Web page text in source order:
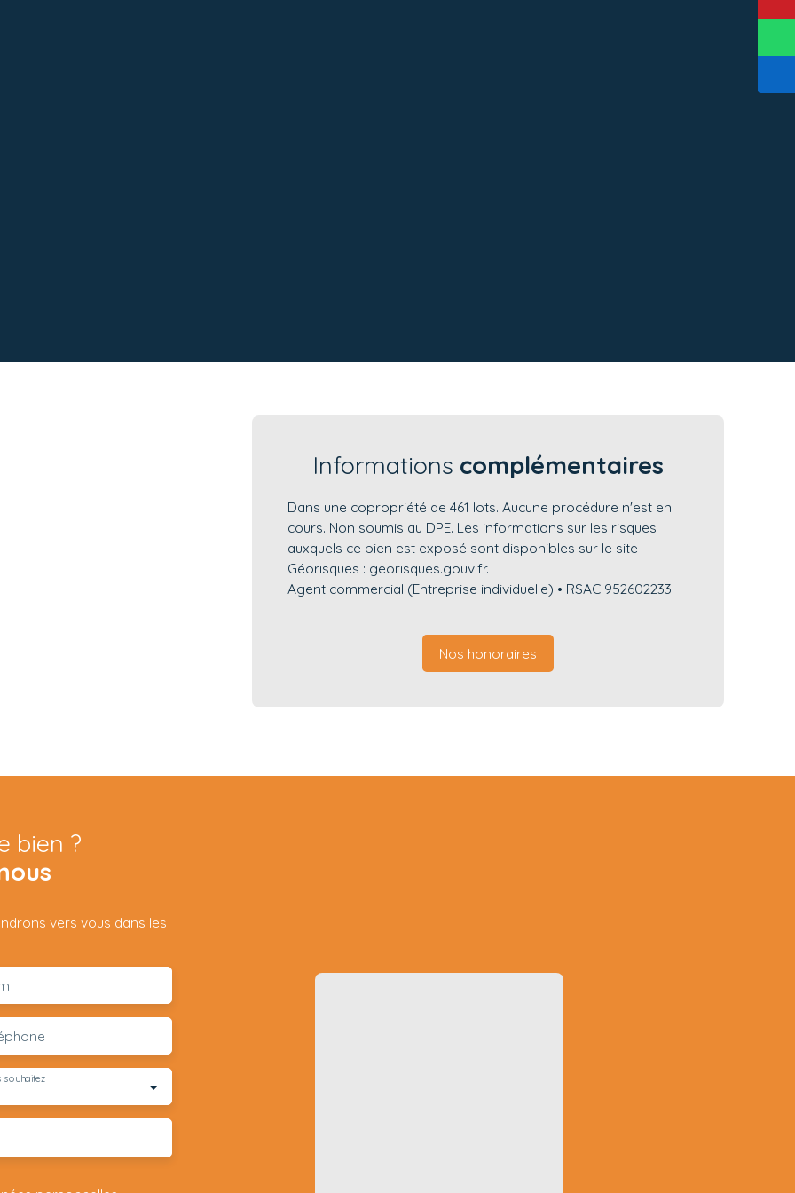
Informations complémentaires
Dans une copropriété de 461 lots. Aucune procédure n'est en
cours. Non soumis au DPE. Les informations sur les risques
auxquels ce bien est exposé sont disponibles sur le site
Géorisques : georisques.gouv.fr.
Agent commercial (Entreprise individuelle) • RSAC 952602233
Nos honoraires
bien ?
vers vous dans les
souhaitez